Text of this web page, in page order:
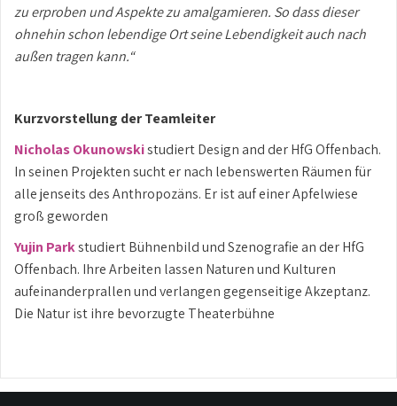
zu erproben und Aspekte zu amalgamieren. So dass dieser
ohnehin schon lebendige Ort seine Lebendigkeit auch nach
außen tragen kann.“
Kurzvorstellung der Teamleiter
Nicholas Okunowskistudiert Design and der HfG Offenbach.
In seinen Projekten sucht er nach lebenswerten Räumen für
alle jenseits des Anthropozäns. Er ist auf einer Apfelwiese
groß geworden
Yujin Parkstudiert Bühnenbild und Szenografie an der HfG
Offenbach. Ihre Arbeiten lassen Naturen und Kulturen
aufeinanderprallen und verlangen gegenseitige Akzeptanz.
Die Natur ist ihre bevorzugte Theaterbühne